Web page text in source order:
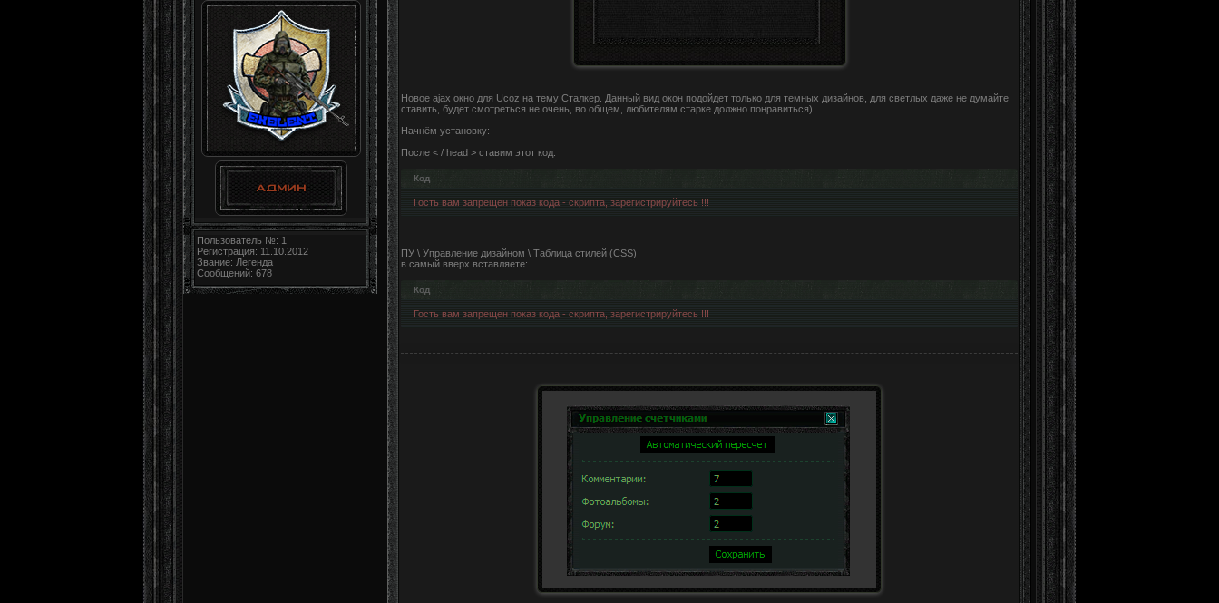
Пользователь №: 1
Регистрация: 11.10.2012
Звание: Легенда
Сообщений: 678
Новое ajax окно для Ucoz на тему Сталкер. Данный вид окон подойдет только для темных дизайнов, для светлых даже не думайте
ставить, будет смотреться не очень, во общем, любителям старке должно понравиться)
Начнём установку:
После < / head > ставим этот код:
Код
Гость вам запрещен показ кода - скрипта, зарегистрируйтесь !!!
ПУ \ Управление дизайном \ Таблица стилей (CSS)
в самый вверх вставляете:
Код
Гость вам запрещен показ кода - скрипта, зарегистрируйтесь !!!